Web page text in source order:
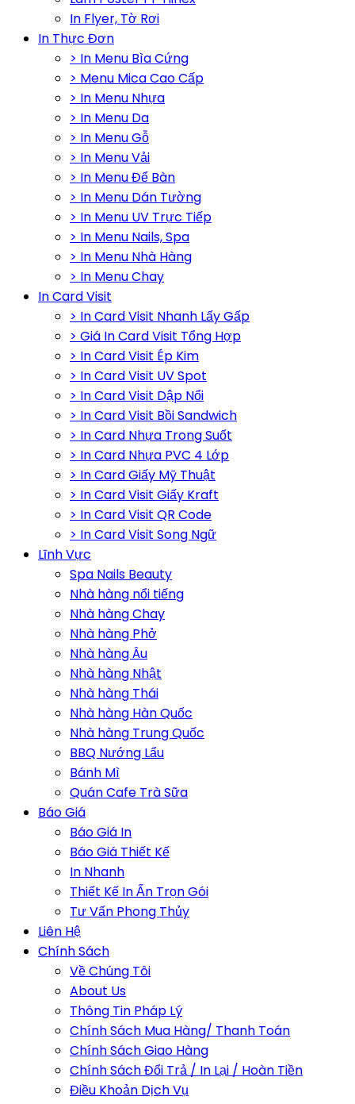
In Flyer, Tờ Rơi
In Thực Đơn
> In Menu Bìa Cứng
> Menu Mica Cao Cấp
> In Menu Nhựa
> In Menu Da
> In Menu Gỗ
> In Menu Vải
> In Menu Để Bàn
> In Menu Dán Tường
> In Menu UV Trực Tiếp
> In Menu Nails, Spa
> In Menu Nhà Hàng
> In Menu Chay
In Card Visit
> In Card Visit Nhanh Lấy Gấp
> Giá In Card Visit Tổng Hợp
> In Card Visit Ép Kim
> In Card Visit UV Spot
> In Card Visit Dập Nổi
> In Card Visit Bồi Sandwich
> In Card Nhựa Trong Suốt
> In Card Nhựa PVC 4 Lớp
> In Card Giấy Mỹ Thuật
> In Card Visit Giấy Kraft
> In Card Visit QR Code
> In Card Visit Song Ngữ
Lĩnh Vực
Spa Nails Beauty
Nhà hàng nổi tiếng
Nhà hàng Chay
Nhà hàng Phở
Nhà hàng Âu
Nhà hàng Nhật
Nhà hàng Thái
Nhà hàng Hàn Quốc
Nhà hàng Trung Quốc
BBQ Nướng Lẩu
Bánh Mì
Quán Cafe Trà Sữa
Báo Giá
Báo Giá In
Báo Giá Thiết Kế
In Nhanh
Thiết Kế In Ấn Trọn Gói
Tư Vấn Phong Thủy
Liên Hệ
Chính Sách
Về Chúng Tôi
About Us
Thông Tin Pháp Lý
Chính Sách Mua Hàng/ Thanh Toán
Chính Sách Giao Hàng
Chính Sách Đổi Trả / In Lại / Hoàn Tiền
Điều Khoản Dịch Vụ